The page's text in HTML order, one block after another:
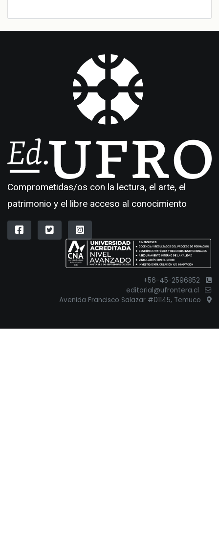
Comprometidas/os con la lectura, el arte, el
patrimonio y el libre acceso al conocimiento
+56-45-2596852
editorial@ufrontera.cl
Avenida Francisco Salazar #01145, Temuco